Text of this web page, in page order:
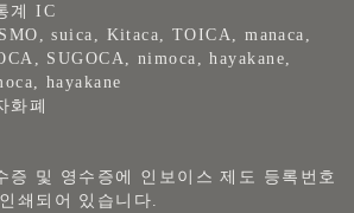
계 IC
suica, Kitaca, TOICA, manaca,
SUGOCA, nimoca, hayakane,
hayakane
화폐
증 및 영수증에 인보이스 제도 등록번호
쇄되어 있습니다.